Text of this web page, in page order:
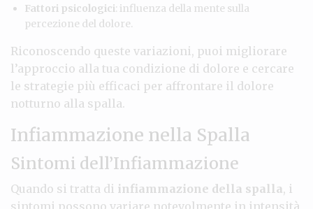
Fattori psicologici: influenza della mente sulla
percezione del dolore.
Riconoscendo queste variazioni, puoi migliorare
l’approccio alla tua condizione di dolore e cercare
le strategie più efficaci per affrontare il dolore
notturno alla spalla.
Infiammazione nella Spalla
Sintomi dell’Infiammazione
Quando si tratta di infiammazione della spalla, i
sintomi possono variare notevolmente in intensità